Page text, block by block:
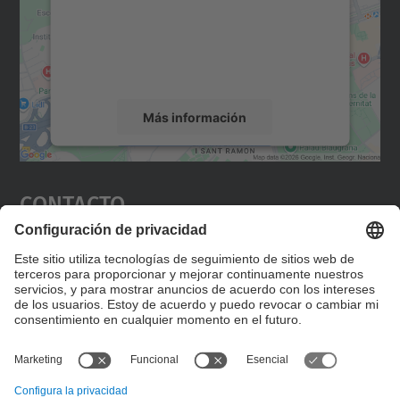
Más información
Aceptar
powered by
Contacto
Editad en la página "Contacto personalizado", que
encontraréis en la raíz de español, vuestros datos
personalizados de contacto.
Formulario de contacto